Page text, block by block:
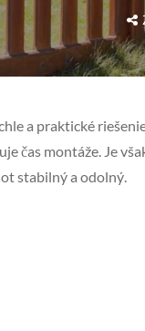
a praktické
čas montáže. Je
stabilný a odolný.